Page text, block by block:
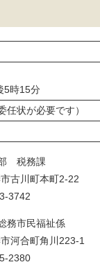
5時15分
任状が必要です）
税務課
古川町本町2-22
3742
務市民福祉係
河合町角川223-1
2380